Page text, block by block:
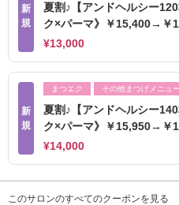
新
規
夏割♪【アンドヘルシー
ク×パーマ》￥15,400→￥
¥13,000
新
規
まつエク その他まつげメニュー
夏割♪【アンドヘルシー
ク×パーマ》￥15,950→￥
¥14,000
このサロンのすべてのクーポンを見る